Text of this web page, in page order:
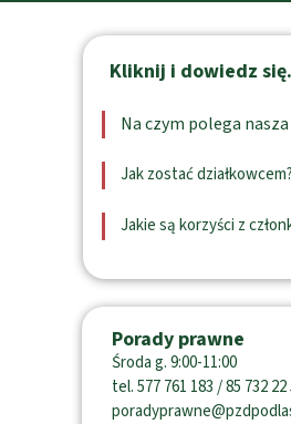
Jak zostać działkowcem?
Na czym polega
Kliknij i dowiedz
Jakie są korzyści z
Porady prawne
Środa g. 9:00-11:00
tel. 577 761 183 / 85 732 22